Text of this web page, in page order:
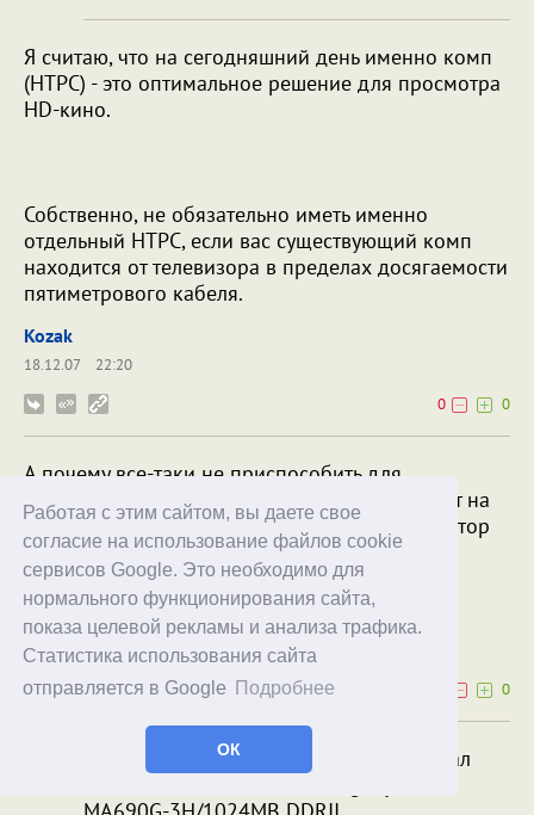
Работая с этим сайтом, вы даете свое
согласие на использование файлов cookie
сервисов Google. Это необходимо для
нормального функционирования сайта,
показа целевой рекламы и анализа трафика.
Статистика использования сайта
отправляется в Google
Подробнее
ОК
Я считаю, что на сегодняшний день именно комп
(HTPC) - это оптимальное решение для просмотра
HD-кино.
Собственно, не обязательно иметь именно
отдельный HTPC, если вас существующий комп
находится от телевизора в пределах досягаемости
пятиметрового кабеля.
Kozak
18.12.07
22:20
0
0
А почему все-таки не приспособить для
проигрывания комп? Соображения "не влезет на
полку" не такие серьезные - можно форм фактор
подобрать. А плюсов масса - кодеки можно
тасовать хоть каждый день
Pauls
18.12.07 20:49
0
: Я, например, так и сделал. Собрал